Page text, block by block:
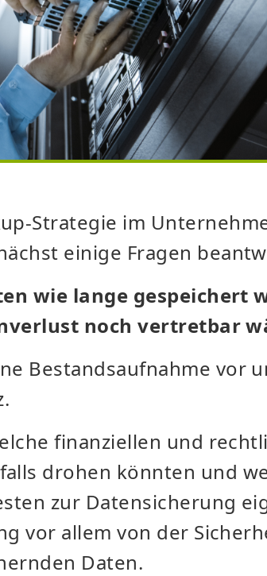
Strategie im
einige Fragen
wie lange gespeichert
noch vertretbar
Bestandsaufnahme vor
finanziellen und
drohen könnten und
zur Datensicherung
vor allem von der
Daten.